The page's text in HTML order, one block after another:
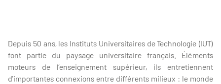
Depuis 50 ans, les Instituts Universitaires de Technologie (IUT)
font partie du paysage universitaire français. Éléments
moteurs de l’enseignement supérieur, ils entretiennent
d’importantes connexions entre différents milieux : le monde